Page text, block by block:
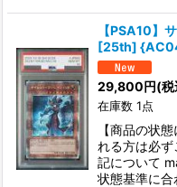
【PSA10】
[25th]
29,800円(税
在庫数 1点
【商品の状
れる方は必
記について
状態基準に